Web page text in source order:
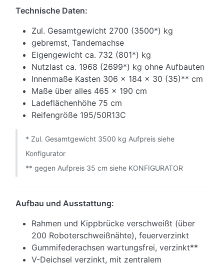
Technische Daten:
Zul. Gesamtgewicht 2700 (3500*) kg
gebremst, Tandemachse
Eigengewicht ca. 732 (801*) kg
Nutzlast ca. 1968 (2699*) kg ohne Aufbauten
Innenmaße Kasten 306 x 184 x 30 (35)** cm
Maße über alles 465 x 190 cm
Ladeflächenhöhe 75 cm
Reifengröße 195/50R13C
* Zul. Gesamtgewicht 3500 kg Aufpreis siehe
Konfigurator
** gegen Aufpreis 35 cm siehe KONFIGURATOR
Aufbau und Ausstattung:
Rahmen und Kippbrücke verschweißt (über
200 Roboterschweißnähte), feuerverzinkt
Gummifederachsen wartungsfrei, verzinkt**
V-Deichsel verzinkt, mit zentralem